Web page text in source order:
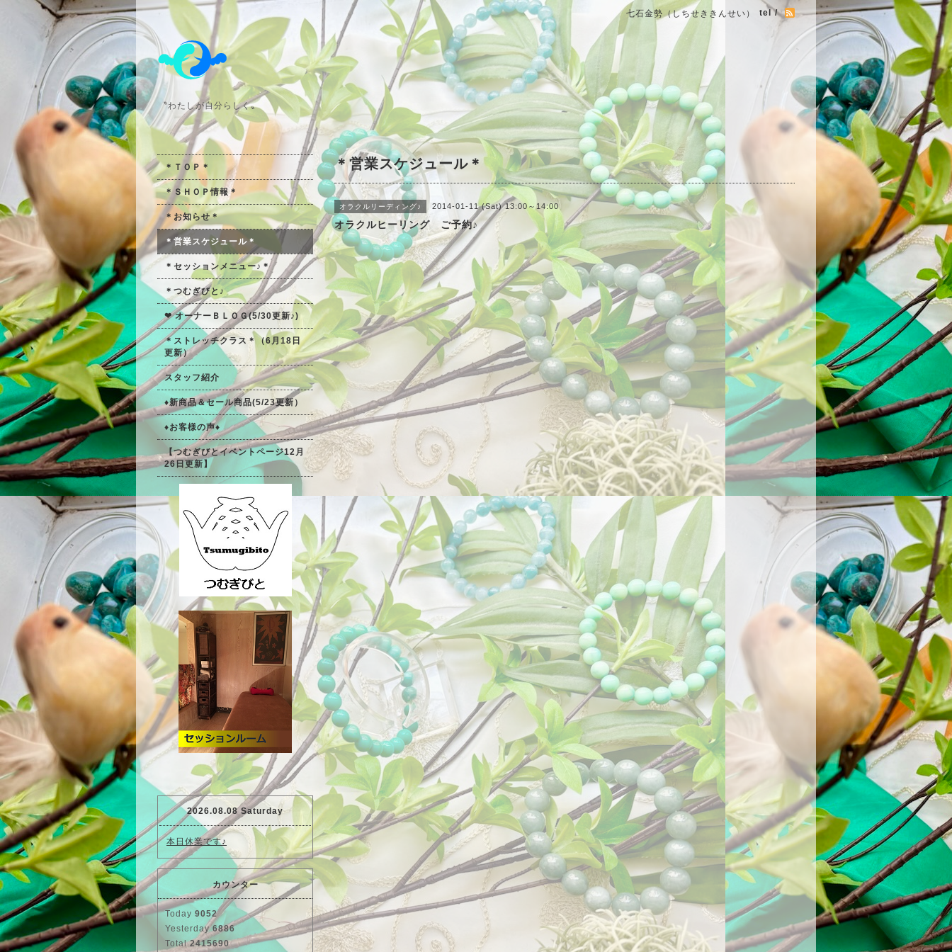
七石金勢（しちせききんせい） tel /
〝わたしが自分らしく〟
＊営業スケジュール＊
オラクルリーディング♪ 2014-01-11 (Sat) 13:00～14:00
オラクルヒーリング ご予約♪
＊ＴＯＰ＊
＊ＳＨＯＰ情報＊
＊お知らせ＊
＊営業スケジュール＊
＊セッションメニュー♪＊
＊つむぎびと♪
❤ オーナーＢＬＯＧ(5/30更新♪)
＊ストレッチクラス＊（6月18日
更新）
スタッフ紹介
♦新商品＆セール商品(5/23更新）
♦お客様の声♦
【つむぎびとイベントページ12月
26日更新】
2026.08.08 Saturday
本日休業です♪
カウンター
Today 9052
Yesterday6886
Total2415690